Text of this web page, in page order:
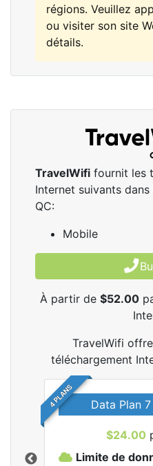
régions. Veuillez
ou visiter son site
détails.
TravelWifi fournit les
Internet suivants
QC:
Mobile
À partir de $52.00
TravelWifi
téléchargement
4 PLANS Data Plan
$24.00
Limite de